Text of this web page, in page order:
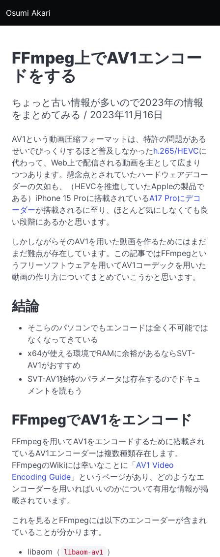
Osumi Akari
FFmpeg上でAV1エンコー
ドをする
ちょっと古い情報が多いので2023年の情報
をまとめてみる / 2023年11月16日
AV1という動画圧縮フォーマットは、特許の問題がある
せいでびっくりするほど普及しなかったh.265/HEVCに
代わって、Web上で配信される動画を主として広まり
つつあります。懸念点とされていたハードウェアデコー
ダーの欠如も、（HEVCを推進していたAppleの製品で
ある）iPhone 15 Proに搭載されているA17 Proにデコ
ーダーが搭載されるに至り、ほとんど気にしなくても良
い段階にあるかと思います。
しかしながらそのAV1を用いた動画を作るためにはまだ
まだ難点が存在しています。この記事ではFFmpegとい
うフリーソフトウェアを用いてAV1コーデックを用いた
動画の作り方についてまとめていこうかと思います。
結論
そこらのパソコンでもエンコードは全く不可能では
なくなってきている
x64が使える環境でRAMに余裕があるならSVT-
AV1がおすすめ
SVT-AV1独特のパラメータは存在するのでドキュ
メントを読もう
FFmpegでAV1をエンコード
FFmpegを用いてAV1をエンコードするために搭載され
ているAV1エンコーダーは複数種類存在します。
FFmpegのWikiには幸いなことに「AV1 Video
Encoding Guide 」というページがあり、どのようなエ
ンコーダーを用いればいいのかについて有用な情報が掲
載されています。
これを見るとFFmpegには以下のエンコーダーが含まれ
ていることが分かります。
libaom（
libaom-av1
）